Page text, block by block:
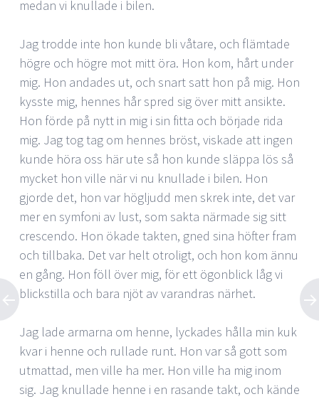
medan vi knullade i bilen.
Jag trodde inte hon kunde bli våtare, och flämtade
högre och högre mot mitt öra. Hon kom, hårt under
mig. Hon andades ut, och snart satt hon på mig. Hon
kysste mig, hennes hår spred sig över mitt ansikte.
Hon förde på nytt in mig i sin fitta och började rida
mig. Jag tog tag om hennes bröst, viskade att ingen
kunde höra oss här ute så hon kunde släppa lös så
mycket hon ville när vi nu knullade i bilen. Hon
gjorde det, hon var högljudd men skrek inte, det var
mer en symfoni av lust, som sakta närmade sig sitt
crescendo. Hon ökade takten, gned sina höfter fram
och tillbaka. Det var helt otroligt, och hon kom ännu
en gång. Hon föll över mig, för ett ögonblick låg vi
blickstilla och bara njöt av varandras närhet.
Jag lade armarna om henne, lyckades hålla min kuk
kvar i henne och rullade runt. Hon var så gott som
utmattad, men ville ha mer. Hon ville ha mig inom
sig. Jag knullade henne i en rasande takt, och kände